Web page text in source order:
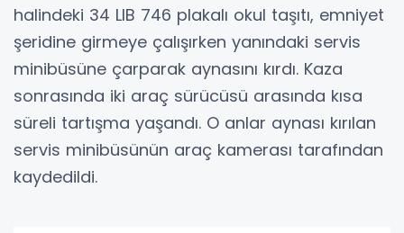
halindeki 34 LIB 746 plakalı okul taşıtı, emniyet
şeridine girmeye çalışırken yanındaki servis
minibüsüne çarparak aynasını kırdı. Kaza
sonrasında iki araç sürücüsü arasında kısa
süreli tartışma yaşandı. O anlar aynası kırılan
servis minibüsünün araç kamerası tarafından
kaydedildi.